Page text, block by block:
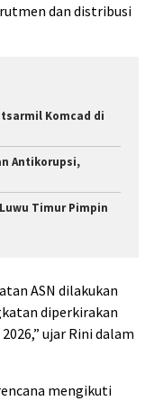
dan distribusi
Komcad di
Antikorupsi,
Timur Pimpin
ASN dilakukan
diperkirakan
ujar Rini dalam
mengikuti